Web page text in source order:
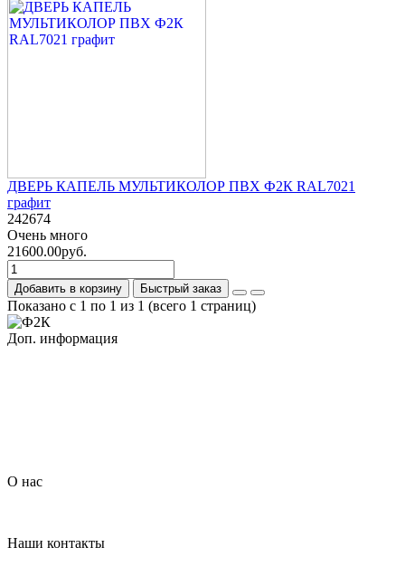
ДВЕРЬ КАПЕЛЬ МУЛЬТИКОЛОР ПВХ Ф2К RAL7021
графит
242674
Очень много
21600.00руб.
Добавить в корзину Быстрый заказ
Показано с 1 по 1 из 1 (всего 1 страниц)
Доп. информация
О нас
Наши контакты